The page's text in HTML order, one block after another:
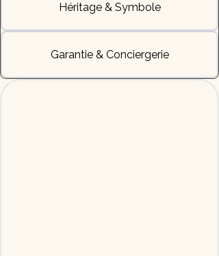
Héritage & Symbole
Garantie & Conciergerie